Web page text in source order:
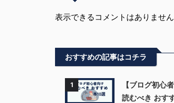
表示できるコメントはありません
おすすめの記事はコチラ
1
【ブログ初心
読むべき おす